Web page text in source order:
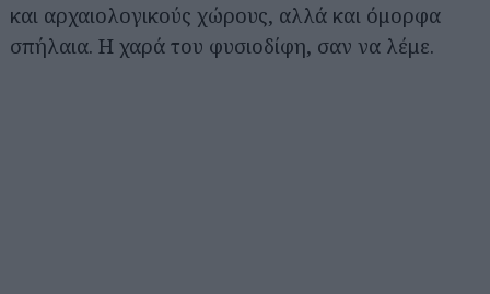
και αρχαιολογικούς χώρους, αλλά και όμορφα
σπήλαια. Η χαρά του φυσιοδίφη, σαν να λέμε.